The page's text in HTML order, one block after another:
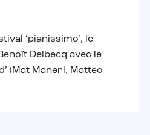
‘pianissimo’, le
Delbecq avec le
(Mat Maneri, Matteo